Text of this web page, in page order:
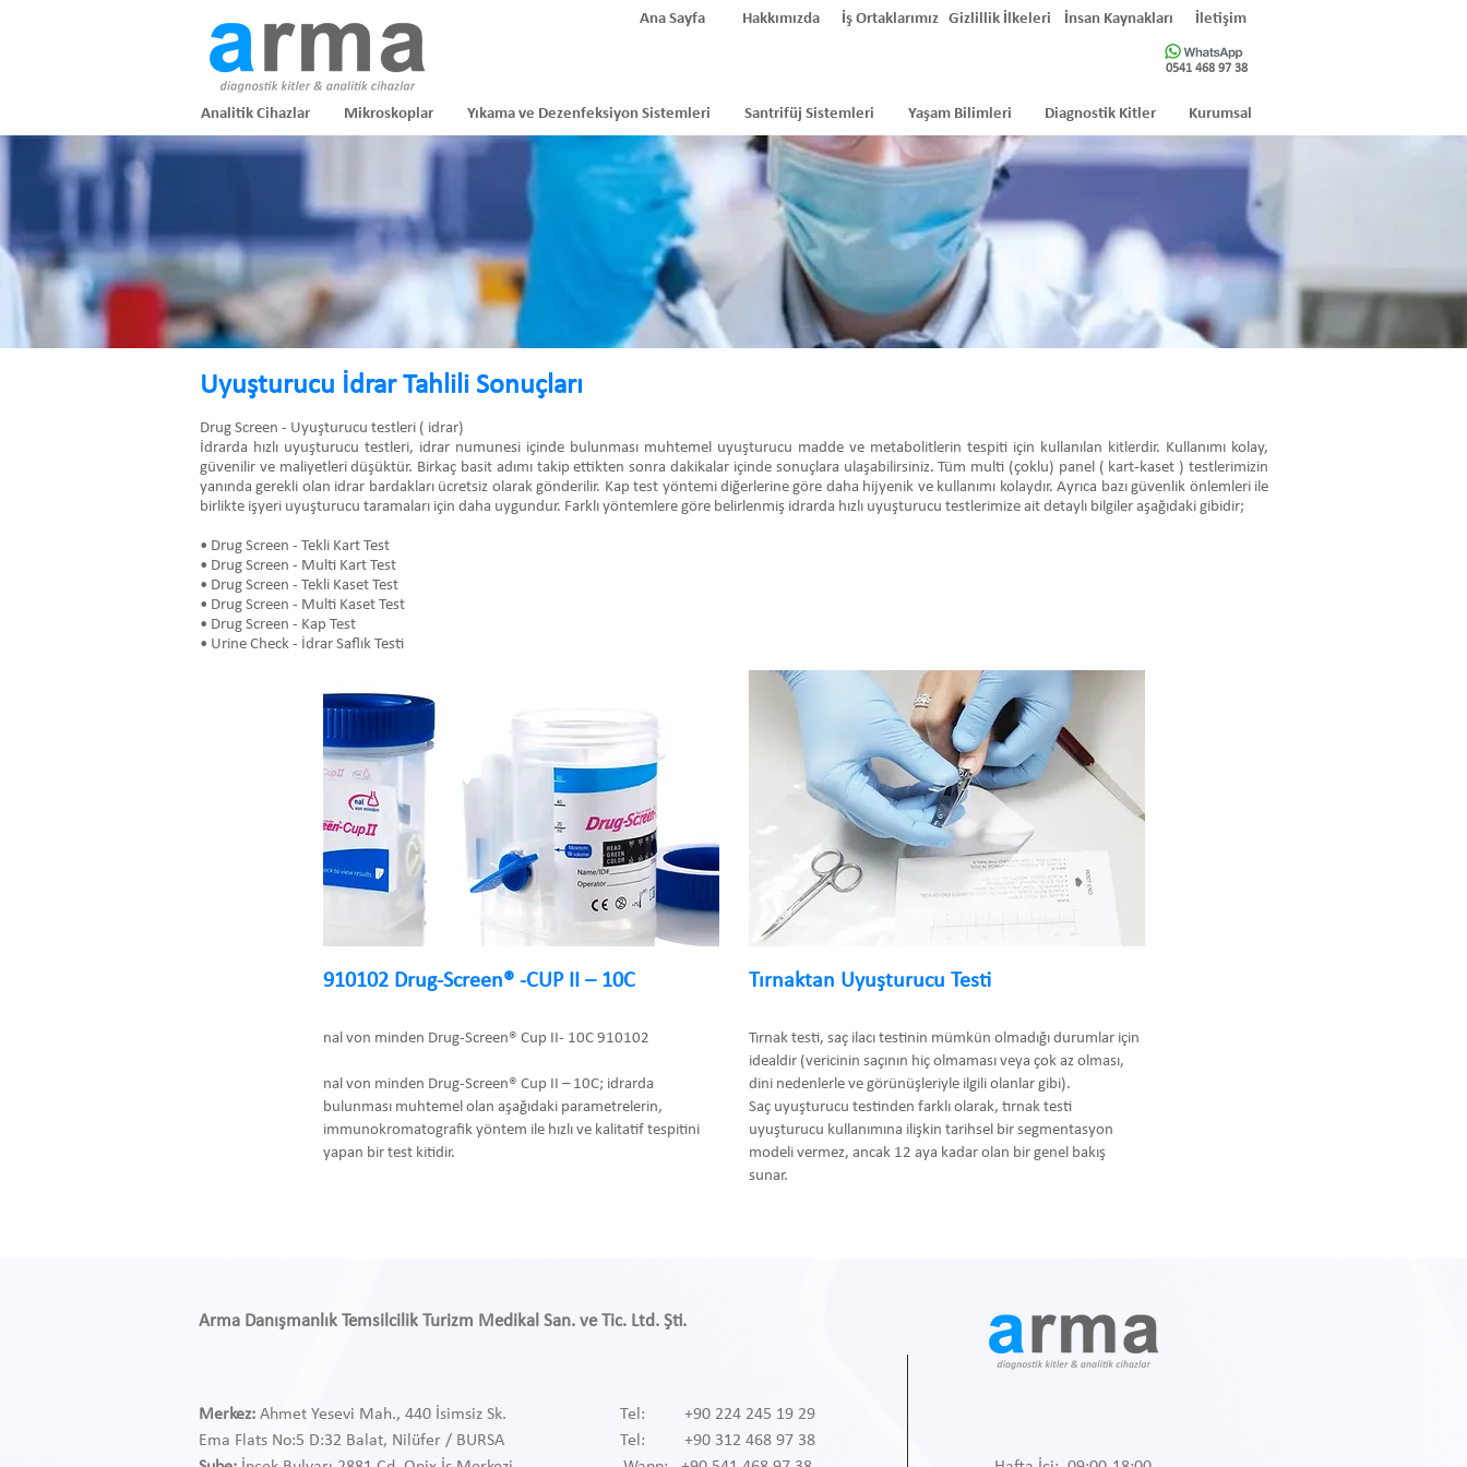
Analitik Cihazlar Mikroskoplar Yıkama ve Dezenfeksiyon Sistemleri Santrifüj Sistemleri Yaşam Bilimleri Diagnostik Kitler Kurumsal
Ana Sayfa Hakkımızda İş Ortaklarımız Gizlillik İlkeleri İnsan Kaynakları İletişim
0541 468 97 38
Uyuşturucu İdrar Tahlili Sonuçları
Drug Screen - Uyuşturucu testleri ( idrar)
İdrarda hızlı uyuşturucu testleri, idrar numunesi içinde bulunması muhtemel uyuşturucu madde ve metabolitlerin tespiti için kullanılan kitlerdir. Kullanımı kolay,
güvenilir ve maliyetleri düşüktür. Birkaç basit adımı takip ettikten sonra dakikalar içinde sonuçlara ulaşabilirsiniz. Tüm multi (çoklu) panel ( kart-kaset ) testlerimizin
yanında gerekli olan idrar bardakları ücretsiz olarak gönderilir. Kap test yöntemi diğerlerine göre daha hijyenik ve kullanımı kolaydır. Ayrıca bazı güvenlik önlemleri ile
birlikte işyeri uyuşturucu taramaları için daha uygundur. Farklı yöntemlere göre belirlenmiş idrarda hızlı uyuşturucu testlerimize ait detaylı bilgiler aşağıdaki gibidir;
• Drug Screen - Tekli Kart Test
• Drug Screen - Multi Kart Test
• Drug Screen - Tekli Kaset Test
• Drug Screen - Multi Kaset Test
• Drug Screen - Kap Test
• Urine Check - İdrar Saflık Testi
910102 Drug-Screen® -CUP II – 10C
nal von minden Drug-Screen® Cup II- 10C 910102
nal von minden Drug-Screen® Cup II – 10C; idrarda
bulunması muhtemel olan aşağıdaki parametrelerin,
immunokromatografik yöntem ile hızlı ve kalitatif tespitini
yapan bir test kitidir.
Tırnaktan Uyuşturucu Testi
Tırnak testi, saç ilacı testinin mümkün olmadığı durumlar için
idealdir (vericinin saçının hiç olmaması veya çok az olması,
dini nedenlerle ve görünüşleriyle ilgili olanlar gibi).
Saç uyuşturucu testinden farklı olarak, tırnak testi
uyuşturucu kullanımına ilişkin tarihsel bir segmentasyon
modeli vermez, ancak 12 aya kadar olan bir genel bakış
sunar.
Arma Danışmanlık Temsilcilik Turizm Medikal San. ve Tic. Ltd. Şti.
Merkez: Ahmet Yesevi Mah., 440 İsimsiz Sk.
Ema Flats No:5 D:32 Balat, Nilüfer / BURSA
Tel: +90 224 245 19 29
Tel: +90 312 468 97 38